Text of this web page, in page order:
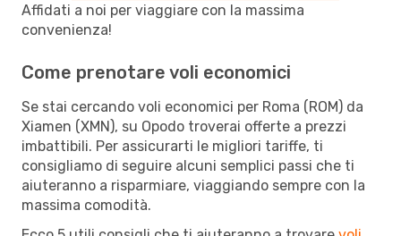
Affidati a noi per viaggiare con la massima
convenienza!
Come prenotare voli economici
Se stai cercando voli economici per Roma (ROM) da
Xiamen (XMN), su Opodo troverai offerte a prezzi
imbattibili. Per assicurarti le migliori tariffe, ti
consigliamo di seguire alcuni semplici passi che ti
aiuteranno a risparmiare, viaggiando sempre con la
massima comodità.